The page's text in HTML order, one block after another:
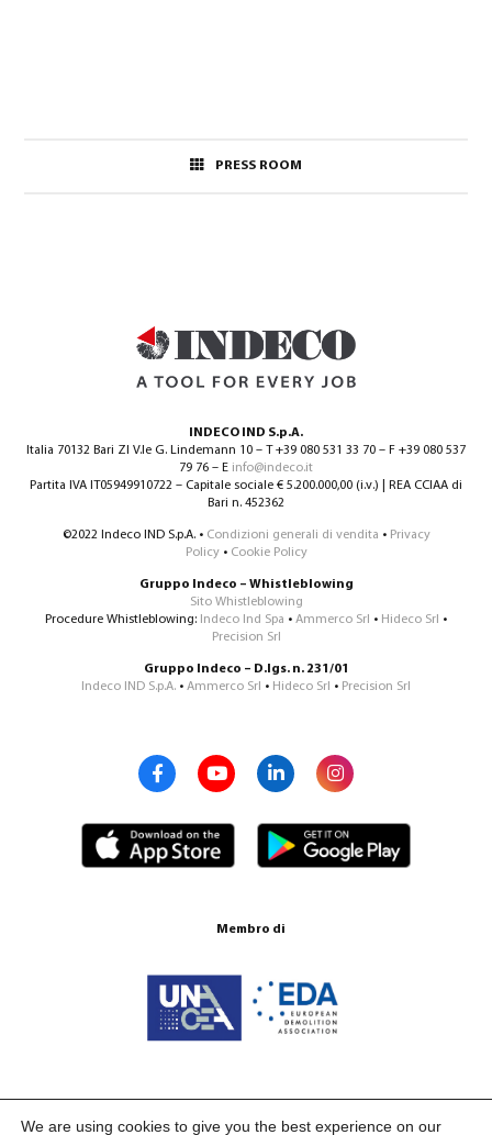
PRESS ROOM
INDECO IND S.p.A.
Italia 70132 Bari ZI V.le G. Lindemann 10 – T +39 080 531 33 70 – F +39 080 537
79 76 – E info@indeco.it
Partita IVA IT05949910722 – Capitale sociale € 5.200.000,00 (i.v.) | REA CCIAA di
Bari n. 452362
©2022 Indeco IND S.p.A. • Condizioni generali di vendita • Privacy
Policy• Cookie Policy
Gruppo Indeco – Whistleblowing
Sito Whistleblowing
Procedure Whistleblowing: Indeco Ind Spa • Ammerco Srl • Hideco Srl •
Precision Srl
Gruppo Indeco – D.lgs. n. 231/01
Indeco IND S.p.A. • Ammerco Srl • Hideco Srl • Precision Srl
Membro di
We are using cookies to give you the best experience on our